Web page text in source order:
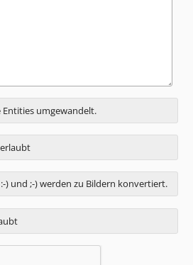
Entities umgewandelt.
) und ;-) werden zu Bildern konvertiert.